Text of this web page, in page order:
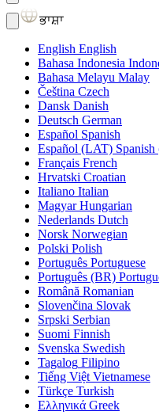
ਭਾਸ਼ਾ
English English
Bahasa Indonesia
Bahasa Melayu Malay
Čeština Czech
Dansk Danish
Deutsch German
Español Spanish
Español (LAT)
Français French
Hrvatski Croatian
Italiano Italian
Magyar Hungarian
Nederlands Dutch
Norsk Norwegian
Polski Polish
Português Portuguese
Português (BR)
Română Romanian
Slovenčina Slovak
Srpski Serbian
Suomi Finnish
Svenska Swedish
Tagalog Filipino
Tiếng Việt Vietnamese
Türkçe Turkish
Ελληνικά Greek